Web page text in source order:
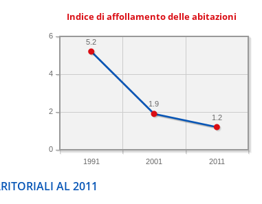
Indice di affollamento delle abitazioni
1991 2001 2011
0
2
4
6
1.2
1.9
5.2
AL 2011